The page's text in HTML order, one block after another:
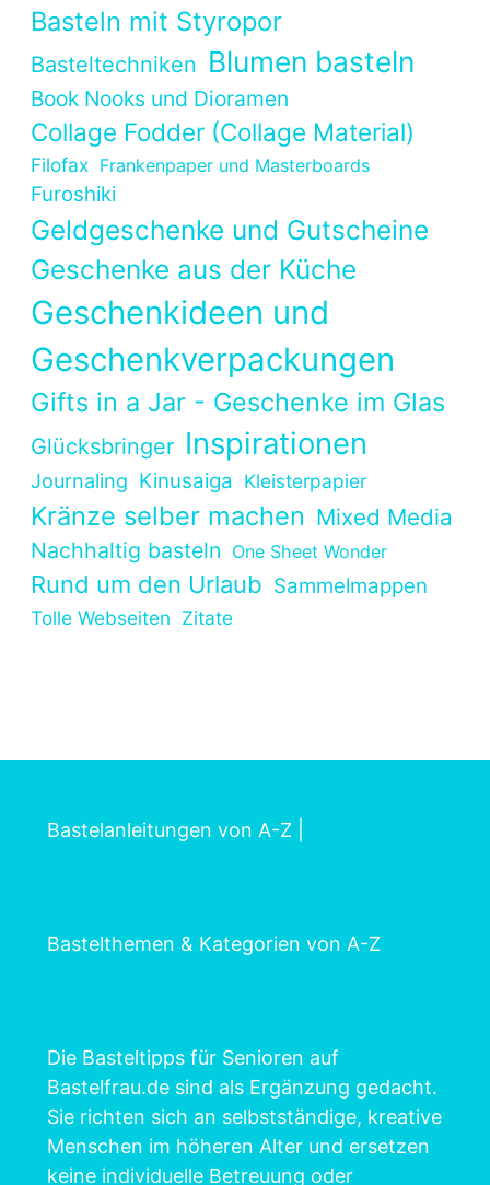
Basteln mit Styropor
Basteltechniken Blumen basteln
Book Nooks und Dioramen
Collage Fodder (Collage Material)
Filofax Frankenpaper und Masterboards
Furoshiki
Geldgeschenke und Gutscheine
Geschenke aus der Küche
Geschenkideen und
Geschenkverpackungen
Gifts in a Jar - Geschenke im Glas
Glücksbringer Inspirationen
Journaling Kinusaiga Kleisterpapier
Kränze selber machen Mixed Media
Nachhaltig basteln One Sheet Wonder
Rund um den Urlaub Sammelmappen
Tolle Webseiten Zitate
Bastelanleitungen von A-Z
Bastelthemen & Kategorien von A-Z
Die Basteltipps für Senioren auf
Bastelfrau.de sind als Ergänzung gedacht.
Sie richten sich an selbstständige, kreative
Menschen im höheren Alter und ersetzen
keine individuelle Betreuung oder